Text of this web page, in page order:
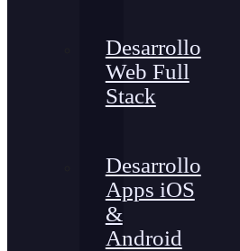
Desarrollo
Web Full
Stack
Desarrollo
Apps iOS
&
Android